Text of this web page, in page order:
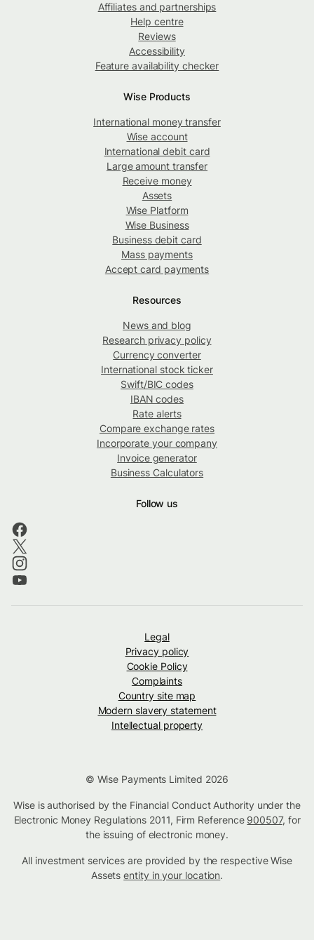
Affiliates and partnerships
Help centre
Reviews
Accessibility
Feature availability checker
Wise Products
International money transfer
Wise account
International debit card
Large amount transfer
Receive money
Assets
Wise Platform
Wise Business
Business debit card
Mass payments
Accept card payments
Resources
News and blog
Research privacy policy
Currency converter
International stock ticker
Swift/BIC codes
IBAN codes
Rate alerts
Compare exchange rates
Incorporate your company
Invoice generator
Business Calculators
Follow us
Legal
Privacy policy
Cookie Policy
Complaints
Country site map
Modern slavery statement
Intellectual property
© Wise Payments Limited 2026
Wise is authorised by the Financial Conduct Authority under the
Electronic Money Regulations 2011, Firm Reference 900507, for
the issuing of electronic money.
All investment services are provided by the respective Wise
Assetsentity in your location.